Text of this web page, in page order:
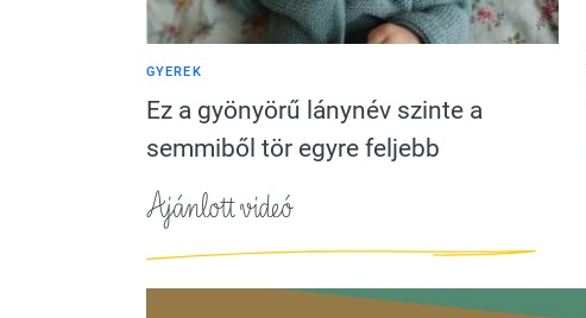
GYEREK
Ez a gyönyörű lánynév szinte a
semmiből tör egyre feljebb
Ajánlott videó